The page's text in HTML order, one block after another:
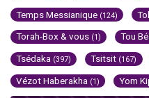
Temps Messianique (124)
Torah-Box & vous (1) Tou
Tsédaka (397) Tsitsit (167)
Vézot Haberakha (1) Yom